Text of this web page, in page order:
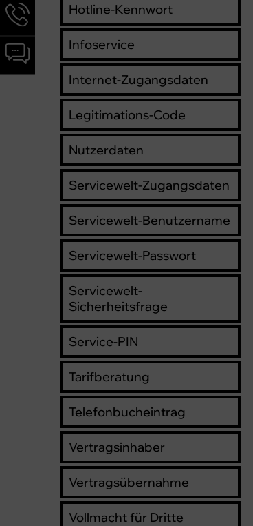
Hotline-Kennwort
Infoservice
Internet-Zugangsdaten
Legitimations-Code
Nutzerdaten
Servicewelt-Zugangsdaten
Servicewelt-Benutzername
Servicewelt-Passwort
Servicewelt-
Sicherheitsfrage
Service-PIN
Tarifberatung
Telefonbucheintrag
Vertragsinhaber
Vertragsübernahme
Vollmacht für Dritte
Hotline-
Informationen
werden
angezeigt
Chat-
Informationen
werden
angezeigt